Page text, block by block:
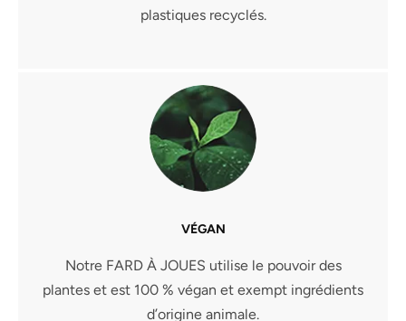
plastiques recyclés.
VÉGAN
Notre FARD À JOUES utilise le pouvoir des
plantes et est 100 % végan et exempt ingrédients
d’origine animale.